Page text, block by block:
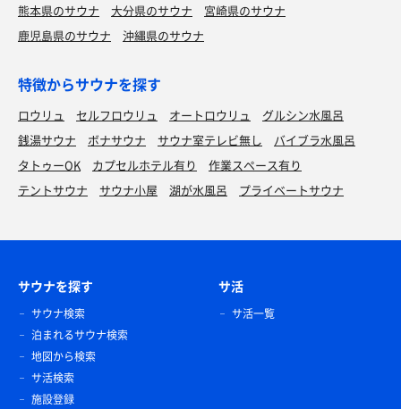
熊本県のサウナ
大分県のサウナ
宮崎県のサウナ
鹿児島県のサウナ
沖縄県のサウナ
特徴からサウナを探す
ロウリュ セルフロウリュ オートロウリュ
グルシン水風呂
銭湯サウナ
ボナサウナ サウナ室テレビ無し
バイブラ水風呂
タトゥーOK
カプセルホテル有り
作業スペース有り
テントサウナ
サウナ小屋 湖が水風呂 プライベートサウナ
サウナを探す
サウナ検索
泊まれるサウナ検索
地図から検索
サ活検索
施設登録
サ活
サ活一覧